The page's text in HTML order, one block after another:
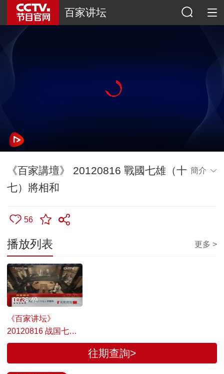
百家讲坛
《百家講壇》 20120816 戰國七雄（十
七）將相和
簡介
56
播放列表 更多 >
《百家讲坛》
20120816 战国七雄
（十七）将相和
00:36:49
往期查詢>